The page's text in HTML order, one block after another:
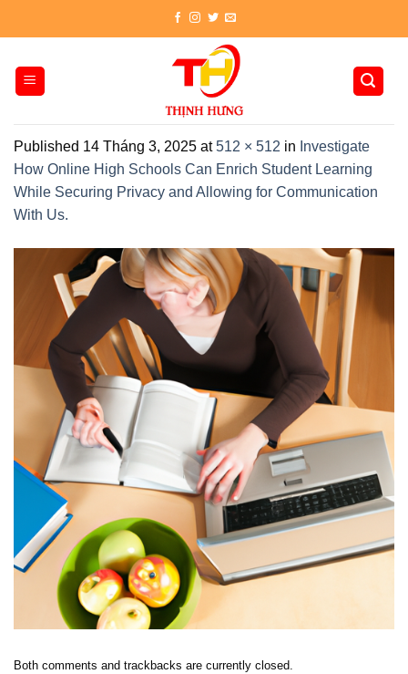
Published 14 Tháng 3, 2025 at512 × 512 in Investigate
How Online High Schools Can Enrich Student Learning
While Securing Privacy and Allowing for Communication
With Us.
Both comments and trackbacks are currently closed.